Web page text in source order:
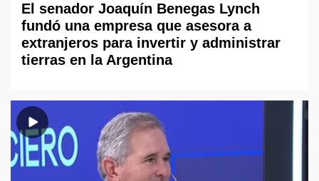
El senador Joaquín Benegas Lynch
fundó una empresa que asesora a
extranjeros para invertir y administrar
tierras en la Argentina